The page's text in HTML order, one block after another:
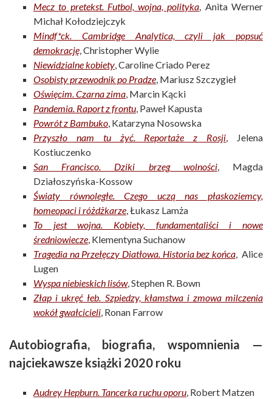
Mecz to pretekst. Futbol, wojna, polityka, Anita Werner
Michał Kołodziejczyk
Mindf*ck. Cambridge Analytica, czyli jak popsuć
demokrację, Christopher Wylie
Niewidzialne kobiety, Caroline Criado Perez
Osobisty przewodnik po Pradze, Mariusz Szczygieł
Oświęcim. Czarna zima, Marcin Kącki
Pandemia. Raport z frontu, Paweł Kapusta
Powrót z Bambuko, Katarzyna Nosowska
Przyszło nam tu żyć. Reportaże z Rosji, Jelena
Kostiuczenko
San Francisco. Dziki brzeg wolności, Magda
Działoszyńska-Kossow
Światy równoległe. Czego uczą nas płaskoziemcy,
homeopaci i różdżkarze, Łukasz Lamża
To jest wojna. Kobiety, fundamentaliści i nowe
średniowiecze, Klementyna Suchanow
Tragedia na Przełęczy Diatłowa. Historia bez końca, Alice
Lugen
Wyspa niebieskich lisów, Stephen R. Bown
Złap i ukręć łeb. Szpiedzy, kłamstwa i zmowa milczenia
wokół gwałcicieli, Ronan Farrow
Autobiografia, biografia, wspomnienia —
najciekawsze książki 2020 roku
Audrey Hepburn. Tancerka ruchu oporu, Robert Matzen